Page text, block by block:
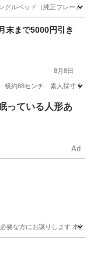
ルベッド（純正フレーム
末まで5000円引き
8月8日
約88センチ 素人採寸 椅
っている人形あ
Ad
要な方にお譲りします 本体